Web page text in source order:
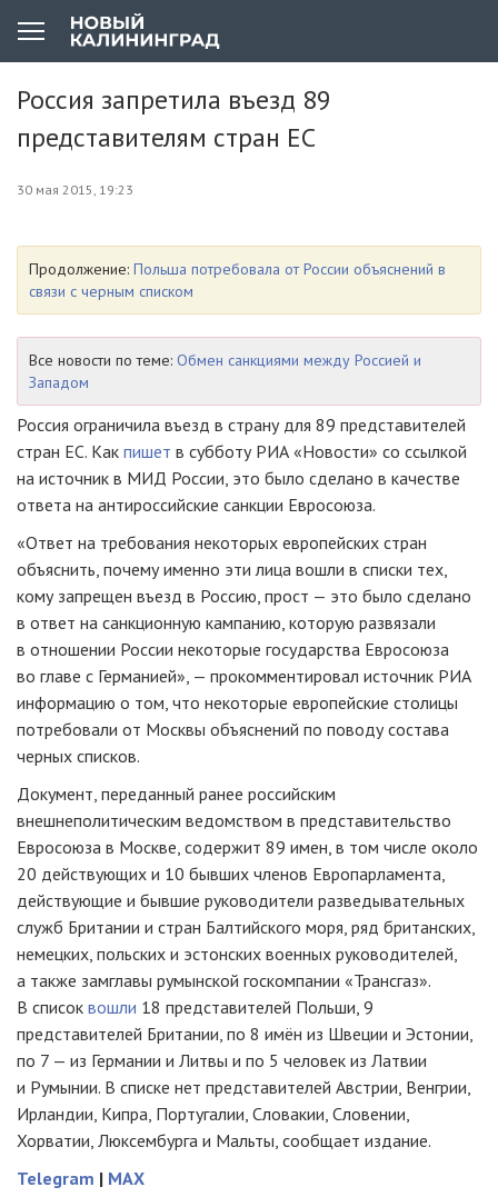
Россия запретила въезд 89
представителям стран ЕС
30 мая 2015, 19:23
Продолжение: Польша потребовала от России объяснений в
связи с черным списком
Все новости по теме: Обмен санкциями между Россией и
Западом
Россия ограничила въезд в страну для 89 представителей
стран ЕС. Как пишет в субботу РИА «Новости» со ссылкой
на источник в МИД России, это было сделано в качестве
ответа на антироссийские санкции Евросоюза.
«Ответ на требования некоторых европейских стран
объяснить, почему именно эти лица вошли в списки тех,
кому запрещен въезд в Россию, прост — это было сделано
в ответ на санкционную кампанию, которую развязали
в отношении России некоторые государства Евросоюза
во главе с Германией», — прокомментировал источник РИА
информацию о том, что некоторые европейские столицы
потребовали от Москвы объяснений по поводу состава
черных списков.
Документ, переданный ранее российским
внешнеполитическим ведомством в представительство
Евросоюза в Москве, содержит 89 имен, в том числе около
20 действующих и 10 бывших членов Европарламента,
действующие и бывшие руководители разведывательных
служб Британии и стран Балтийского моря, ряд британских,
немецких, польских и эстонских военных руководителей,
а также замглавы румынской госкомпании «Трансгаз».
В список вошли 18 представителей Польши, 9
представителей Британии, по 8 имён из Швеции и Эстонии,
по 7 — из Германии и Литвы и по 5 человек из Латвии
и Румынии. В списке нет представителей Австрии, Венгрии,
Ирландии, Кипра, Португалии, Словакии, Словении,
Хорватии, Люксембурга и Мальты, сообщает издание.
Telegram | MAX